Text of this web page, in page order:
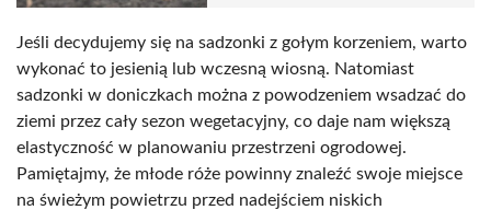
Jeśli decydujemy się na sadzonki z gołym korzeniem, warto
wykonać to jesienią lub wczesną wiosną. Natomiast
sadzonki w doniczkach można z powodzeniem wsadzać do
ziemi przez cały sezon wegetacyjny, co daje nam większą
elastyczność w planowaniu przestrzeni ogrodowej.
Pamiętajmy, że młode róże powinny znaleźć swoje miejsce
na świeżym powietrzu przed nadejściem niskich